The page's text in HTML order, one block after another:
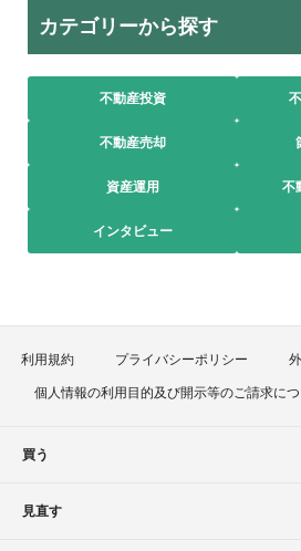
カテゴリーから探す
不動産投資
不動産売却
資産運用 不
インタビュー
利用規約 プライバシーポリシー
個人情報の利用目的及び開示等のご請求に
買う
見直す